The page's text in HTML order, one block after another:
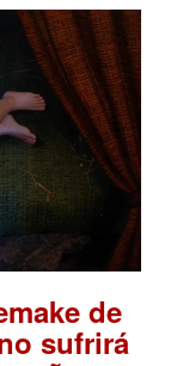
de
sufrirá